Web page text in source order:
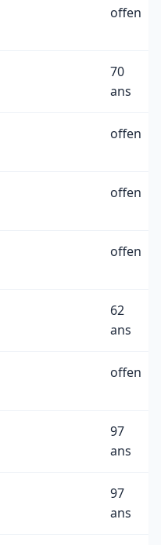
offen
70
ans
offen
offen
offen
62
ans
offen
97
ans
97
ans